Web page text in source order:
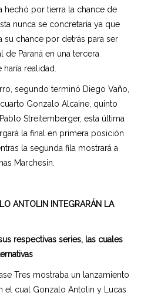
hechó por tierra la chance de
nunca se concretaría ya que
su chance por detrás para ser
de Paraná en una tercera
realidad.
segundo terminó Diego Vaño,
Gonzalo Alcaine, quinto
Streitemberger, esta última
la final en primera posición
la segunda fila mostrará a
Marchesin.
ANTOLIN INTEGRARÁN LA
respectivas series, las cuales
Tres mostraba un lanzamiento
el cual Gonzalo Antolin y Lucas